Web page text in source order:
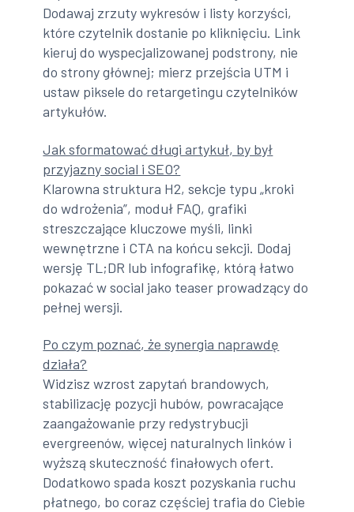
Dodawaj zrzuty wykresów i listy korzyści,
które czytelnik dostanie po kliknięciu. Link
kieruj do wyspecjalizowanej podstrony, nie
do strony głównej; mierz przejścia UTM i
ustaw piksele do retargetingu czytelników
artykułów.
Jak sformatować długi artykuł, by był
przyjazny social i SEO?
Klarowna struktura H2, sekcje typu „kroki
do wdrożenia”, moduł FAQ, grafiki
streszczające kluczowe myśli, linki
wewnętrzne i CTA na końcu sekcji. Dodaj
wersję TL;DR lub infografikę, którą łatwo
pokazać w social jako teaser prowadzący do
pełnej wersji.
Po czym poznać, że synergia naprawdę
działa?
Widzisz wzrost zapytań brandowych,
stabilizację pozycji hubów, powracające
zaangażowanie przy redystrybucji
evergreenów, więcej naturalnych linków i
wyższą skuteczność finałowych ofert.
Dodatkowo spada koszt pozyskania ruchu
płatnego, bo coraz częściej trafia do Ciebie